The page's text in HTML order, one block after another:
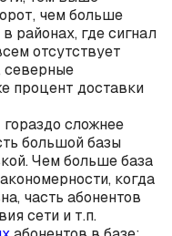
чем больше
районах, где сигнал
отсутствует
северные
процент доставки
сложнее
большой базы
Чем больше база
когда
часть абонентов
сети и т.п.